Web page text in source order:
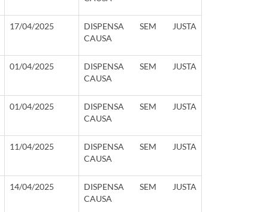
17/04/2025
DISPENSA SEM JUSTA
CAUSA
01/04/2025
DISPENSA SEM JUSTA
CAUSA
01/04/2025
DISPENSA SEM JUSTA
CAUSA
11/04/2025
DISPENSA SEM JUSTA
CAUSA
14/04/2025
DISPENSA SEM JUSTA
CAUSA